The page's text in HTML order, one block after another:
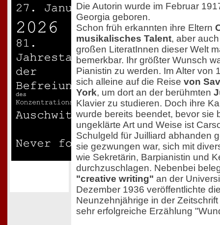
Die Autorin wurde im Februar
Georgia geboren.
Schon früh erkannten ihre Eltern
musikalisches Talent, aber
großen LiteratInnen dieser Welt
bemerkbar. Ihr größter Wunsch
Pianistin zu werden. Im Alter von
sich alleine auf die Reise von
York, um dort an der berühmten
Klavier zu studieren. Doch ihre
wurde bereits beendet, bevor sie
ungeklärte Art und Weise ist
Schulgeld für Juilliard abhanden
sie gezwungen war, sich mit
wie Sekretärin, Barpianistin und
durchzuschlagen. Nebenbei
"creative writing" an der
Dezember 1936 veröffentlichte
Neunzehnjährige in der
sehr erfolgreiche Erzählung